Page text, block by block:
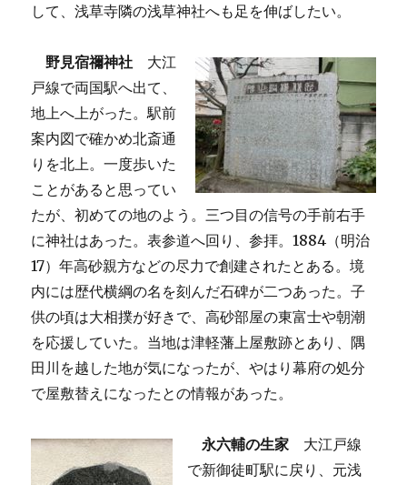
して、浅草寺隣の浅草神社へも足を伸ばしたい。
野見宿禰神社 大江
戸線で両国駅へ出て、
地上へ上がった。駅前
案内図で確かめ北斎通
りを北上。一度歩いた
ことがあると思ってい
たが、初めての地のよう。三つ目の信号の手前右手
に神社はあった。表参道へ回り、参拝。1884（明治
17）年高砂親方などの尽力で創建されたとある。境
内には歴代横綱の名を刻んだ石碑が二つあった。子
供の頃は大相撲が好きで、高砂部屋の東富士や朝潮
を応援していた。当地は津軽藩上屋敷跡とあり、隅
田川を越した地が気になったが、やはり幕府の処分
で屋敷替えになったとの情報があった。
永六輔の生家 大江戸線
で新御徒町駅に戻り、元浅